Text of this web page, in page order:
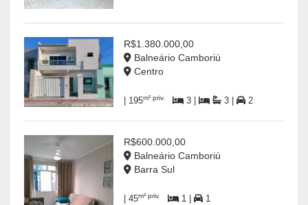
R$1.380.000,00
Balneário Camboriú
Centro
| 195m² priv. 3 | 3 | 2
R$600.000,00
Balneário Camboriú
Barra Sul
| 45m² priv. 1 | 1